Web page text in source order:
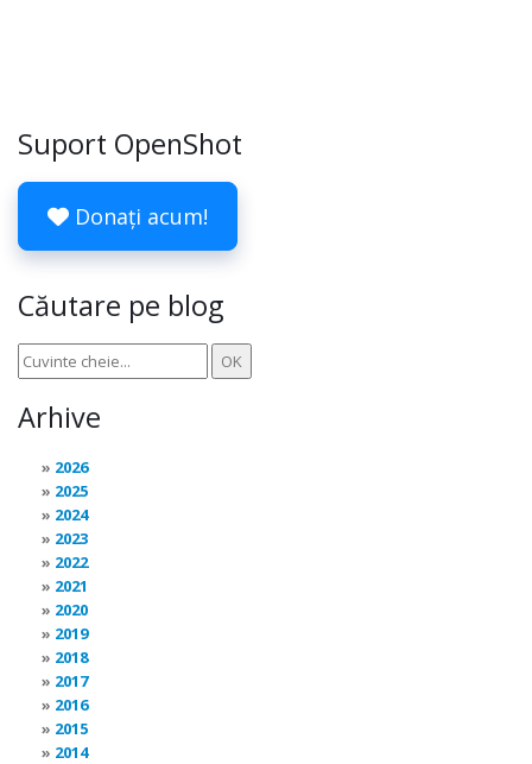
Suport OpenShot
Donați acum!
Căutare pe blog
Arhive
2026
2025
2024
2023
2022
2021
2020
2019
2018
2017
2016
2015
2014